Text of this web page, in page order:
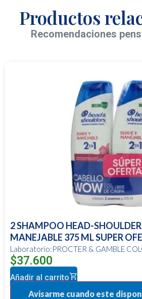
Productos
Recomendaciones
2 SHAMPOO HEAD-
MANEJABLE 375 ML SUPER
Laboratorio:PROCTER & GAMBLE
$37.600
Añadir al carrito